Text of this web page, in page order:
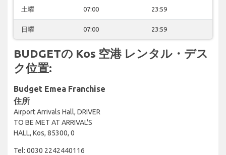
土曜 07:00 23:59
日曜 07:00 23:59
BUDGETの Kos 空港 レンタル・デス
ク位置:
Budget Emea Franchise
住所
Airport Arrivals Hall, DRIVER
TO BE MET AT ARRIVAL'S
HALL, Kos, 85300, 0
Tel: 0030 2242440116